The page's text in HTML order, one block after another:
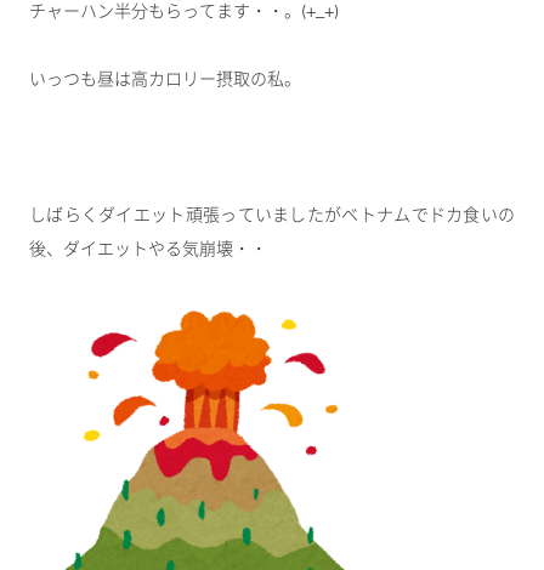
チャーハン半分もらってます・・。(+_+)
いっつも昼は高カロリー摂取の私。
しばらくダイエット頑張っていましたがベトナムでドカ食いの
後、ダイエットやる気崩壊・・